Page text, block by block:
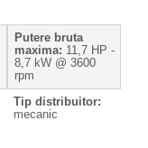
Putere bruta
maxima: 11,7 HP ‑
8,7 kW @ 3600
rpm
Tip distribuitor:
mecanic